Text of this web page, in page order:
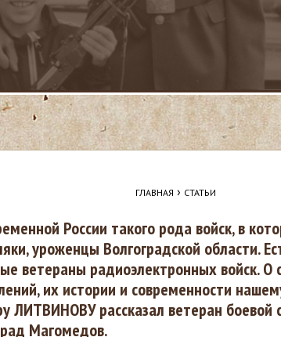
ГЛАВНАЯ › СТАТЬИ
России такого рода войск, в
уроженцы Волгоградской области.
ветераны радиоэлектронных войск. О
их истории и современности
ЛИТВИНОВУ рассказал ветеран боевой
Магомедов.